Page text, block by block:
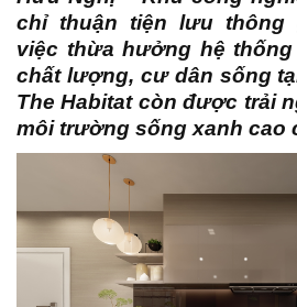
chỉ thuận tiện lưu thông
việc thừa hưởng hệ
chất lượng, cư dân sống
The Habitat còn được trải
môi trường sống xanh cao